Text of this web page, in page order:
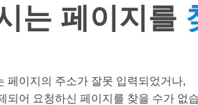
는 페이지를
페이지의 주소가 잘못 입력되었거나,
되어 요청하신 페이지를 찾을 수가 없